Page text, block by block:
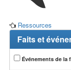
Ressources
Faits et
Événements de la